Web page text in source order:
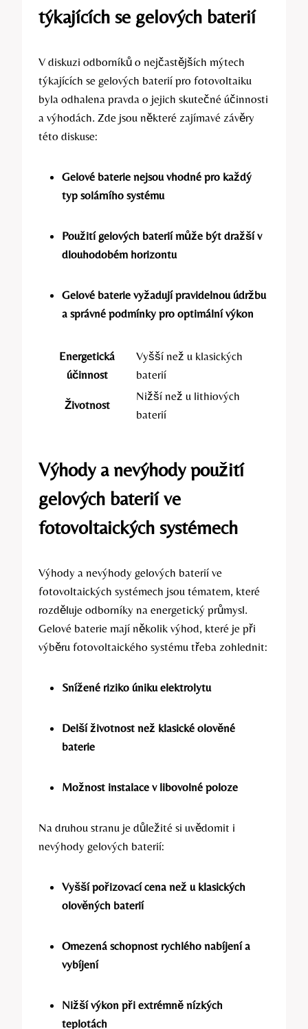
týkajících se gelových baterií
V diskuzi odborníků o nejčastějších mýtech
týkajících se gelových baterií pro fotovoltaiku
byla odhalena pravda o jejich skutečné účinnosti
a výhodách. Zde jsou některé zajímavé závěry
této diskuse:
Gelové baterie nejsou vhodné pro každý
typ solárního systému
Použití gelových baterií může být dražší v
dlouhodobém horizontu
Gelové baterie vyžadují pravidelnou údržbu
a správné podmínky pro optimální výkon
Energetická
účinnost
Vyšší než u klasických
baterií
Životnost
Nižší než u lithiových
baterií
Výhody a nevýhody použití
gelových baterií ve
fotovoltaických systémech
Výhody a nevýhody gelových baterií ve
fotovoltaických systémech jsou tématem, které
rozděluje odborníky na energetický průmysl.
Gelové baterie mají několik výhod, které je při
výběru fotovoltaického systému třeba zohlednit:
Snížené riziko úniku elektrolytu
Delší životnost než klasické olověné
baterie
Možnost instalace v libovolné poloze
Na druhou stranu je důležité si uvědomit i
nevýhody gelových baterií:
Vyšší pořizovací cena než u klasických
olověných baterií
Omezená schopnost rychlého nabíjení a
vybíjení
Nižší výkon při extrémně nízkých
teplotách